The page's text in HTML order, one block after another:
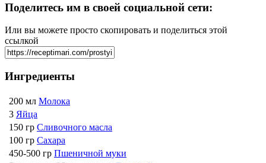
Поделитесь им в своей социальной сети:
Или вы можете просто скопировать и поделиться этой
ссылкой
Ингредиенты
200 мл Молока
3 Яйца
150 гр Сливочного масла
100 гр Сахара
450-500 гр Пшеничной муки